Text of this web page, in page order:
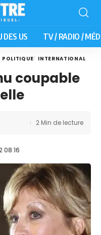
DES US TV / RADIO /
INTERNATIONAL
coupable
08:16
2 Min de lecture